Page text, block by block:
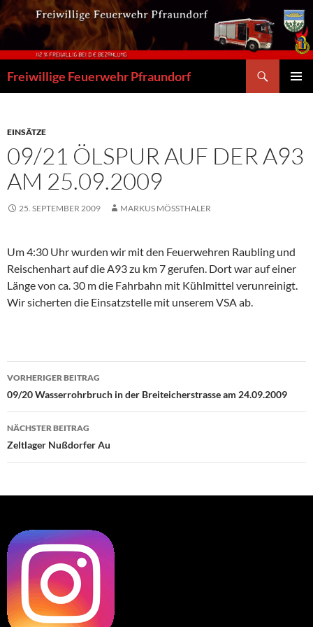
Zum
Inhalt
springen
Freiwillige Feuerwehr Pfraundorf
EINSÄTZE
09/21 ÖLSPUR AUF DER A93
AM 25.09.2009
25. SEPTEMBER 2009 MARKUS MÖSSTHALER
Um 4:30 Uhr wurden wir mit den Feuerwehren Raubling und
Reischenhart auf die A93 zu km 7 gerufen. Dort war auf einer
Länge von ca. 30 m die Fahrbahn mit Kühlmittel verunreinigt.
Wir sicherten die Einsatzstelle mit unserem VSA ab.
Beitragsnavigation
VORHERIGER BEITRAG
09/20 Wasserrohrbruch in der Breiteicherstrasse am 24.09.2009
NÄCHSTER BEITRAG
Zeltlager Nußdorfer Au